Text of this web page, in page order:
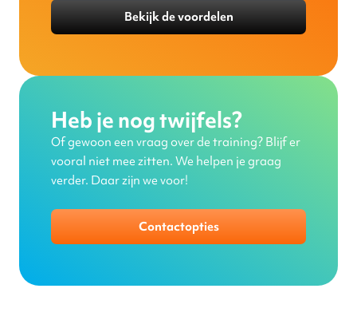
Bekijk de voordelen
Heb je nog twijfels?
Of gewoon een vraag over de training? Blijf er
vooral niet mee zitten. We helpen je graag
verder. Daar zijn we voor!
Contactopties